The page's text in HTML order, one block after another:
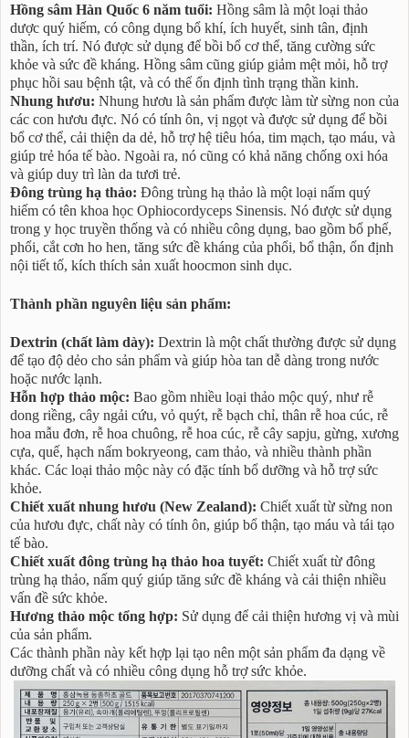
Hồng sâm Hàn Quốc 6 năm tuổi: Hồng sâm là một loại thảo
dược quý hiếm, có công dụng bổ khí, ích huyết, sinh tân, định
thần, ích trí. Nó được sử dụng để bồi bổ cơ thể, tăng cường sức
khỏe và sức đề kháng. Hồng sâm cũng giúp giảm mệt mỏi, hỗ trợ
phục hồi sau bệnh tật, và có thể ổn định tình trạng thần kinh.
Nhung hươu: Nhung hươu là sản phẩm được làm từ sừng non của
các con hươu đực. Nó có tính ôn, vị ngọt và được sử dụng để bồi
bổ cơ thể, cải thiện da dẻ, hỗ trợ hệ tiêu hóa, tim mạch, tạo máu, và
giúp trẻ hóa tế bào. Ngoài ra, nó cũng có khả năng chống oxi hóa
và giúp duy trì làn da tươi trẻ.
Đông trùng hạ thảo: Đông trùng hạ thảo là một loại nấm quý
hiếm có tên khoa học Ophiocordyceps Sinensis. Nó được sử dụng
trong y học truyền thống và có nhiều công dụng, bao gồm bổ phế,
phổi, cắt cơn ho hen, tăng sức đề kháng của phổi, bổ thận, ổn định
nội tiết tố, kích thích sản xuất hoocmon sinh dục.
Thành phần nguyên liệu sản phẩm:
Dextrin (chất làm dày): Dextrin là một chất thường được sử dụng
để tạo độ dẻo cho sản phẩm và giúp hòa tan dễ dàng trong nước
hoặc nước lạnh.
Hỗn hợp thảo mộc: Bao gồm nhiều loại thảo mộc quý, như rễ
dong riềng, cây ngải cứu, vỏ quýt, rễ bạch chỉ, thân rễ hoa cúc, rễ
hoa mẫu đơn, rễ hoa chuông, rễ hoa cúc, rễ cây sapju, gừng, xương
cựa, quế, hạch nấm bokryeong, cam thảo, và nhiều thành phần
khác. Các loại thảo mộc này có đặc tính bổ dưỡng và hỗ trợ sức
khỏe.
Chiết xuất nhung hươu (New Zealand): Chiết xuất từ sừng non
của hươu đực, chất này có tính ôn, giúp bổ thận, tạo máu và tái tạo
tế bào.
Chiết xuất đông trùng hạ thảo hoa tuyết: Chiết xuất từ đông
trùng hạ thảo, nấm quý giúp tăng sức đề kháng và cải thiện nhiều
vấn đề sức khỏe.
Hương thảo mộc tổng hợp: Sử dụng để cải thiện hương vị và mùi
của sản phẩm.
Các thành phần này kết hợp lại tạo nên một sản phẩm đa dạng về
dưỡng chất và có nhiều công dụng hỗ trợ sức khỏe.